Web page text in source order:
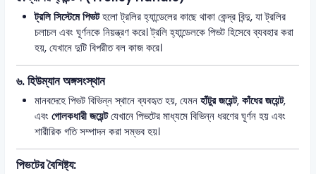
ট্রলি সিস্টেমে পিভটহলো ট্রলির হ্যান্ডেলের কাছে থাকা কেন্দ্র বিন্দু, যা ট্রলির
চলাচল এবং ঘূর্ণনকে নিয়ন্ত্রণ করে। ট্রলি হ্যান্ডেলকে পিভট হিসেবে ব্যবহার করা
হয়, যেখানে দুটি বিপরীত বল কাজ করে।
৬.হিউম্যান অঙ্গসংস্থান
মানবদেহে পিভট বিভিন্ন স্থানে ব্যবহৃত হয়, যেমন হাঁটুর জয়েন্ট, কাঁধের জয়েন্ট,
এবং গোলকধারী জয়েন্টযেখানে পিভটের মাধ্যমে বিভিন্ন ধরণের ঘূর্ণন হয় এবং
শারীরিক গতি সম্পাদন করা সম্ভব হয়।
পিভটের বৈশিষ্ট্য: